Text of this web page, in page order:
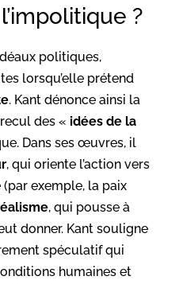
?
politiques,
lorsqu’elle prétend
. Kant dénonce ainsi la
des « idées de la
Dans ses œuvres, il
, qui oriente l’action vers
exemple, la paix
, qui pousse à
donner. Kant souligne
spéculatif qui
humaines et